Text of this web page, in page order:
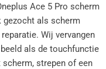
Ace 5 Pro scherm
gezocht als scherm
Wij vervangen
als de touchfunctie
strepen of een